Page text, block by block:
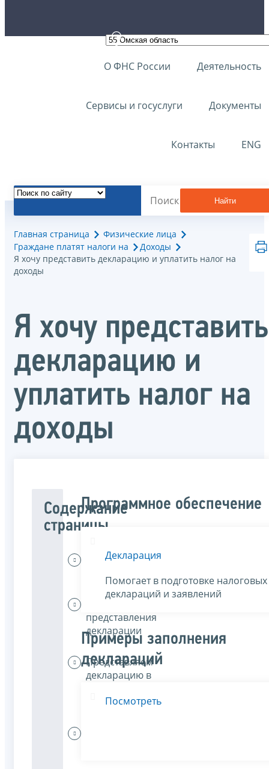
О ФНС России Деятельность
Сервисы и госуслуги Документы
Контакты ENG
Найти
Главная страница
Физические лица
Граждане платят налоги на
Доходы
Я хочу представить декларацию и уплатить налог на
доходы
Я хочу представить
декларацию и
уплатить налог на
доходы
Содержание
страницы
Представление
представления
декларации
Представляем
декларацию в
орган
Программное обеспечение
Декларация
Помогает в подготовке налоговых
деклараций и заявлений
Примеры заполнения
деклараций
Посмотреть